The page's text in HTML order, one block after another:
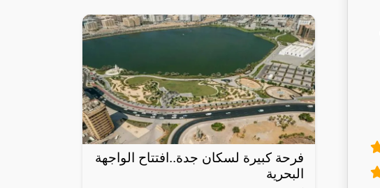
رقيقة محشوة بالبيض واللحم المفروم
فرحة كبيرة لسكان جدة..افتتاح الواجهة
البحرية